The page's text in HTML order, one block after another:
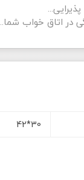
در اتاق خواب شما..
30*42